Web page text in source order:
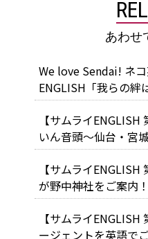
あわせ
We love Sendai! ネ
ENGLISH「我らの絆
【サムライ
いん音頭～仙台・宮
【サムライ
が野中神社をご案内！
【サムライ
ージェントを英語で